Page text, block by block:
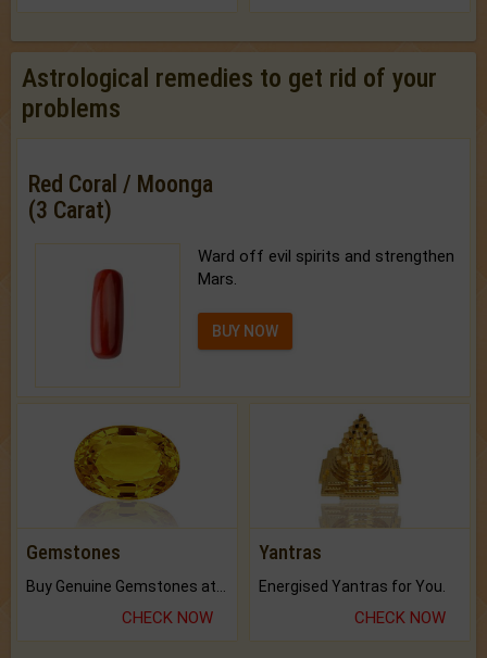
Astrological remedies to get rid of your
problems
Red Coral / Moonga
(3 Carat)
Ward off evil spirits and strengthen
Mars.
BUY NOW
Gemstones
CHECK NOW
Yantras
Energised Yantras for You.
CHECK NOW